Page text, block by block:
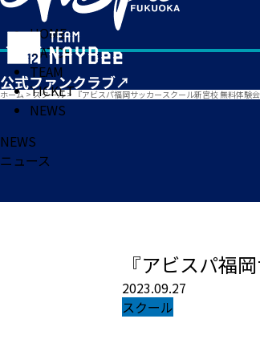
HOME
MATCH
TEAM
TICKET
NEWS
ホーム > スクール> 『アビスパ福岡サッカースクール新宮校 無料体験
NEWS
ニュース
『アビスパ福
2023.09.27
スクール